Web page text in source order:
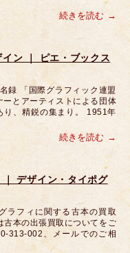
続きを読む
ン ｜ ピエ・ブックス
録 「国際グラフィック連盟
とアーティストによる団体
り、精鋭の集まり。 1951年
続きを読む
デザイン・タイポグ
ラフィに関する古本の買取
古本の出張買取についてをご
313-002、メールでのご相